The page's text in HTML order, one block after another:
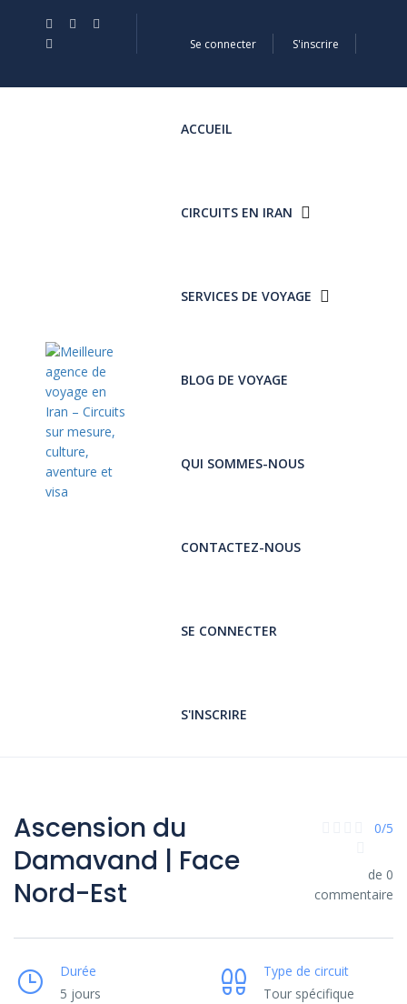
Se connecter S'inscrire
ACCUEIL
CIRCUITS EN IRAN
SERVICES DE VOYAGE
BLOG DE VOYAGE
QUI SOMMES-NOUS
CONTACTEZ-NOUS
SE CONNECTER
S'INSCRIRE
Ascension du
Damavand | Face
Nord-Est
0/5
de 0
commentaire
Durée
5 jours
Type de circuit
Tour spécifique